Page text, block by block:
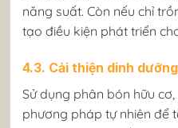
năng suất. Còn nếu chỉ
tạo điều kiện phát triển
4.3. Cải thiện dinh
Sử dụng phân bón hữu
phương pháp tự nhiên để